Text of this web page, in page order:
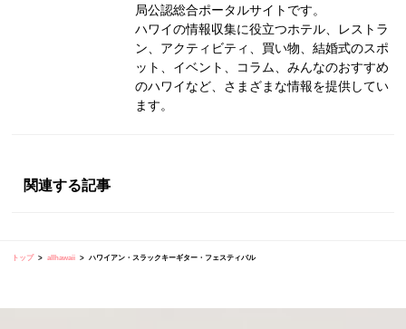
局公認総合ポータルサイトです。
ハワイの情報収集に役立つホテル、レストラ
ン、アクティビティ、買い物、結婚式のスポ
ット、イベント、コラム、みんなのおすすめ
のハワイなど、さまざまな情報を提供してい
ます。
関連する記事
トップ allhawaii ハワイアン・スラックキーギター・フェスティバル